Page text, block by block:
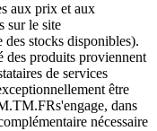
aux prix et aux
sur le site
des stocks disponibles).
des produits proviennent
de services
être
dans
nécessaire